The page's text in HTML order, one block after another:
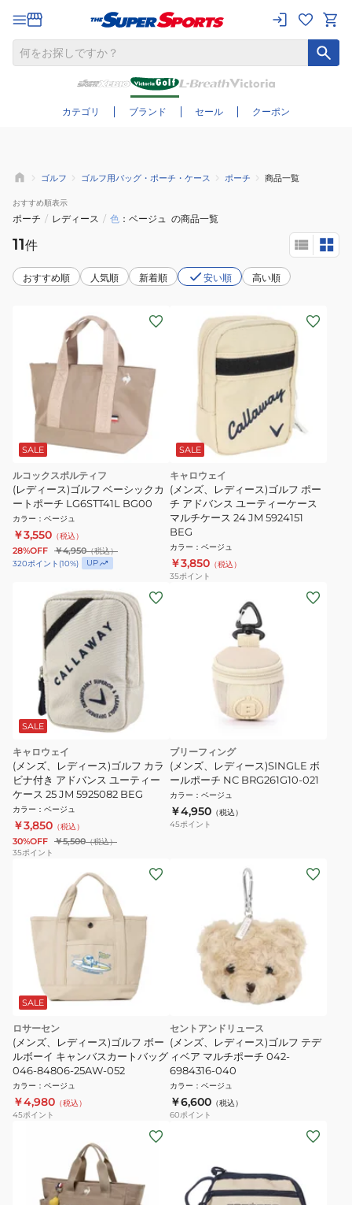
カテゴリ ブランド セール クーポン
さらに絞り込む
ゴルフ ゴルフ用バッグ・ポーチ・ケース ポーチ 商品一覧
おすすめ順表示
ポーチ / レディース / 色 ベージュ の商品一覧
11件
おすすめ順 人気順 新着順 安い順 高い順
SALE
ルコックスポルティフ
(レディース)ゴルフ ベーシックカ
ートポーチ LG6STT41L BG00
カラー ： ベージュ
￥3,550 （税込）
28%OFF ￥4,950（税込）
320ポイント (10%) UP
SALE
キャロウェイ
(メンズ、レディース)ゴルフ ポー
チ アドバンス ユーティーケース
マルチケース 24 JM 5924151
BEG
カラー ： ベージュ
￥3,850 （税込）
35ポイント
SALE
キャロウェイ
(メンズ、レディース)ゴルフ カラ
ビナ付き アドバンス ユーティー
ケース 25 JM 5925082 BEG
カラー ： ベージュ
￥3,850 （税込）
30%OFF ￥5,500（税込）
35ポイント
ブリーフィング
(メンズ、レディース)SINGLE ボ
ールポーチ NC BRG261G10-021
カラー ： ベージュ
￥4,950 （税込）
45ポイント
SALE
ロサーセン
(メンズ、レディース)ゴルフ ボー
ルボーイ キャンバスカートバッグ
046-84806-25AW-052
カラー ： ベージュ
￥4,980 （税込）
45ポイント
セントアンドリュース
(メンズ、レディース)ゴルフ テデ
ィベア マルチポーチ 042-
6984316-040
カラー ： ベージュ
￥6,600 （税込）
60ポイント